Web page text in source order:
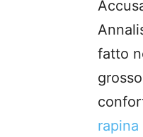
fatto
rapina